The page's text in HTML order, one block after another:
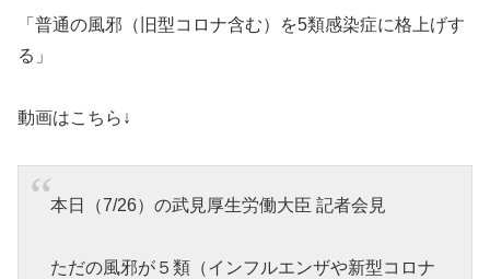
「普通の風邪（旧型コロナ含む）を5類感染症に格上げす
る」
動画はこちら↓
本日（7/26）の武見厚生労働大臣 記者会見
ただの風邪が５類（インフルエンザや新型コロナ